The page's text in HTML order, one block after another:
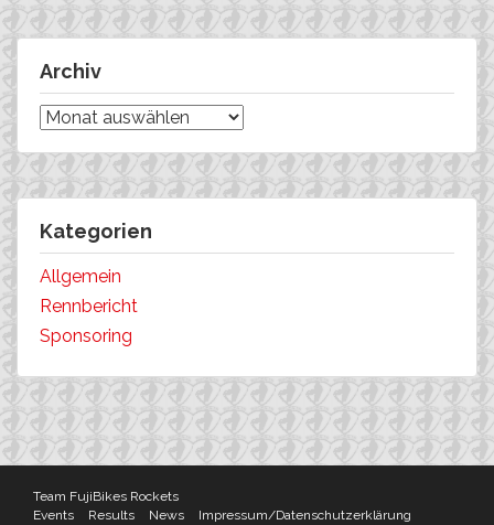
Archiv
Archiv
Kategorien
Allgemein
Rennbericht
Sponsoring
Team FujiBikes Rockets
Events
Results News Impressum/Datenschutzerklärung